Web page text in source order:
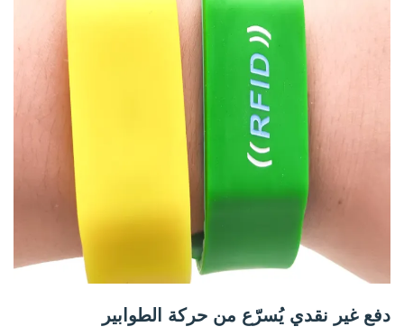
دفع غير نقدي يُسرّع من حركة الطوابير